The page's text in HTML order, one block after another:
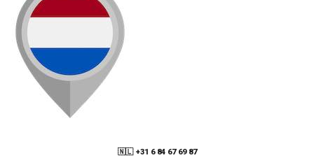
🇳🇱 +31 6 84 67 69 87